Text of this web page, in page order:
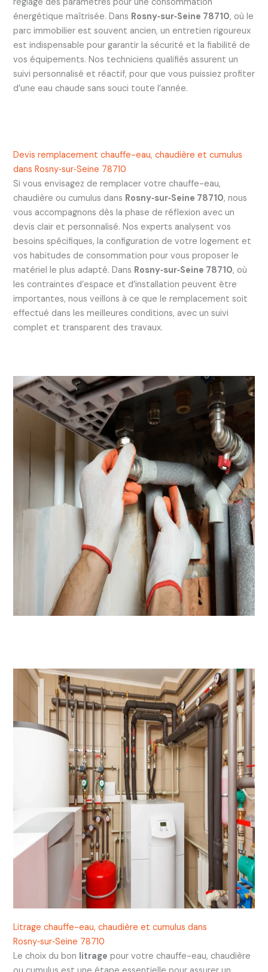
énergétique maîtrisée. Dans Rosny‑sur‑Seine 78710, où le
parc immobilier est souvent ancien, un entretien rigoureux
est indispensable pour garantir la sécurité et la fiabilité de
vos équipements. Nos techniciens qualifiés assurent un
suivi personnalisé et réactif, pour que vous puissiez profiter
d’une eau chaude sans souci toute l’année.
Devis remplacement chauffe-eau, chaudière et cumulus
dans Rosny‑sur‑Seine 78710
Si vous envisagez de remplacer votre chauffe-eau,
chaudière ou cumulus dans Rosny‑sur‑Seine 78710, nous
vous accompagnons dès la phase de réflexion avec un
devis clair et personnalisé. Nos experts analysent vos
besoins spécifiques, la configuration de votre logement et
vos habitudes de consommation pour vous proposer le
matériel le plus adapté. Dans Rosny‑sur‑Seine 78710, où
les contraintes d’espace et d’installation peuvent être
importantes, nous veillons à ce que le remplacement soit
effectué dans les meilleures conditions, avec un suivi
complet et transparent des travaux.
Litrage chauffe-eau, chaudière et cumulus dans
Rosny‑sur‑Seine 78710
Le choix du bon litrage pour votre chauffe-eau, chaudière